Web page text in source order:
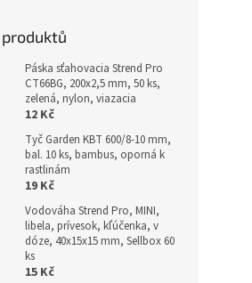
produktů
Páska sťahovacia Strend Pro
CT66BG, 200x2,5 mm, 50 ks,
zelená, nylon, viazacia
12 Kč
Tyč Garden KBT 600/8-10 mm,
bal. 10 ks, bambus, oporná k
rastlinám
19 Kč
Vodováha Strend Pro, MINI,
libela, prívesok, kľúčenka, v
dóze, 40x15x15 mm, Sellbox 60
ks
15 Kč